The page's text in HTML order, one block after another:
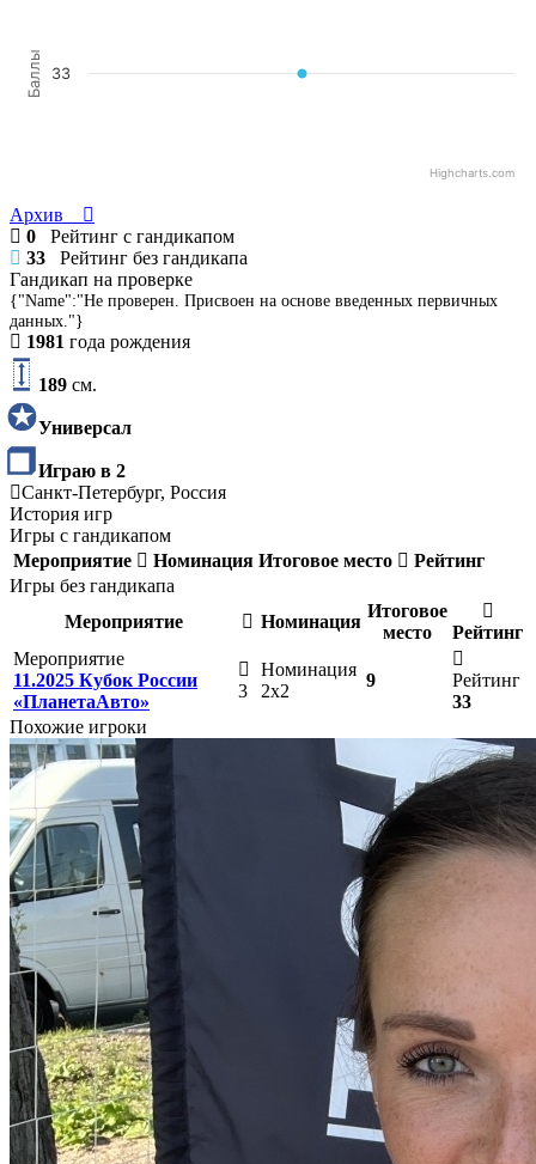
Баллы 33
Highcharts.com
Архив
0 Рейтинг с гандикапом
33 Рейтинг без гандикапа
Гандикап на проверке
{"Name":"Не проверен. Присвоен на основе введенных первичных
данных."}
1981 года рождения
189 см.
Универсал
Играю в 2
Санкт-Петербург, Россия
История игр
Игры с гандикапом
Мероприятие
Номинация Итоговое место
Рейтинг
Игры без гандикапа
Мероприятие
Номинация
Итоговое
место
Рейтинг
Мероприятие
11.2025 Кубок России
«ПланетаАвто»
3
Номинация
2х2
9
Рейтинг
33
Похожие игроки